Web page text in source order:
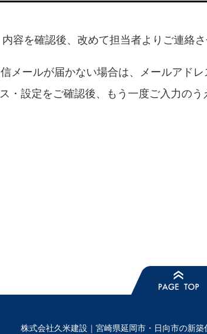
容を確認後、改めて担当者よりご連絡さ
メールが届かない場合は、メールアド
・設定をご確認後、もう一度ご入力のう
株式会社久米建設｜宮崎県延岡市・日向市の新